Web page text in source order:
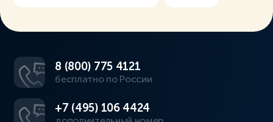
8 (800) 775 4121
бесплатно по России
+7 (495) 106 4424